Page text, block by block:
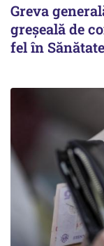
Greva
greșeală de
fel în Sănătate